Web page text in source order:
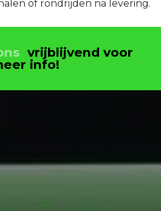
of rondrijden na levering.
vrijblijvend voor
info!